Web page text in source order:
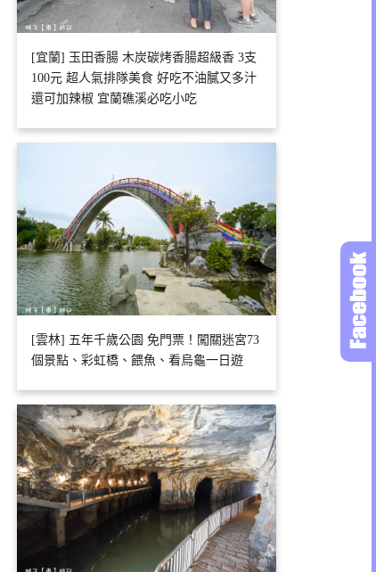
[宜蘭] 玉田香腸 木炭碳烤香腸超級香 3支
100元 超人氣排隊美食 好吃不油膩又多汁
還可加辣椒 宜蘭礁溪必吃小吃
[雲林] 五年千歲公園 免門票！闖關迷宮73
個景點、彩虹橋、餵魚、看烏龜一日遊